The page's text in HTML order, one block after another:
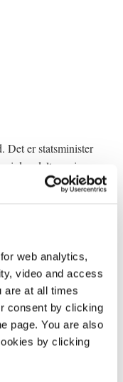
web analytics,
video and access
are at all times
consent by clicking
page. You are also
by clicking
Det er statsminister
i dag deltager i
premierminister
i Østersøen, hvor
på kritisk
mellem de
Mette
forhold er
Men Europa